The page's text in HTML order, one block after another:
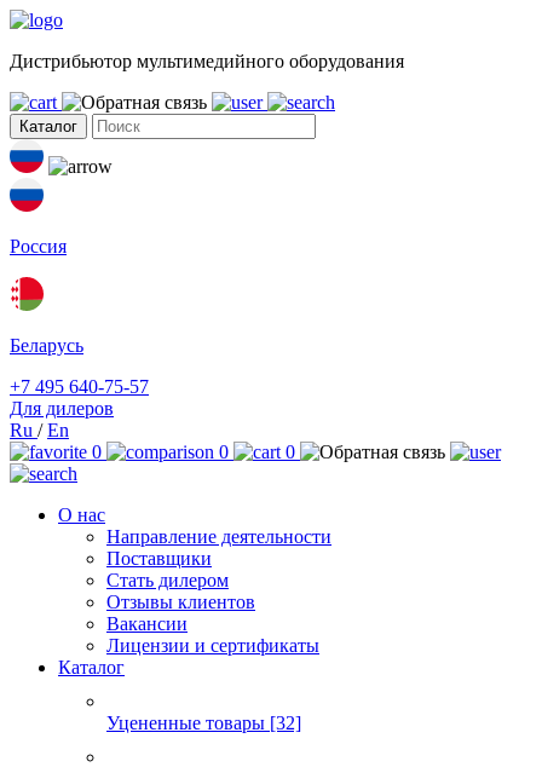
Дистрибьютор мультимедийного оборудования
Каталог
Россия
Беларусь
+7 495 640-75-57
Для дилеров
Ru /En
0
0 0
О нас
Направление деятельности
Поставщики
Стать дилером
Отзывы клиентов
Вакансии
Лицензии и сертификаты
Каталог
Уцененные товары [32]